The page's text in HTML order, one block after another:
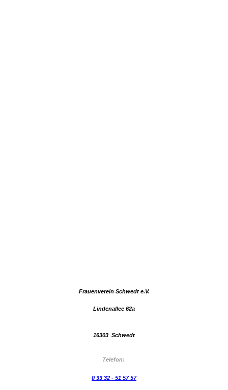
Frauenverein Schwedt e.V.
Lindenallee 62a
16303 Schwedt
Telefon:
0 33 32 - 51 57 57